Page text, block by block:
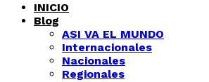
INICIO
Blog
ASI VA EL MUNDO
Internacionales
Nacionales
Regionales